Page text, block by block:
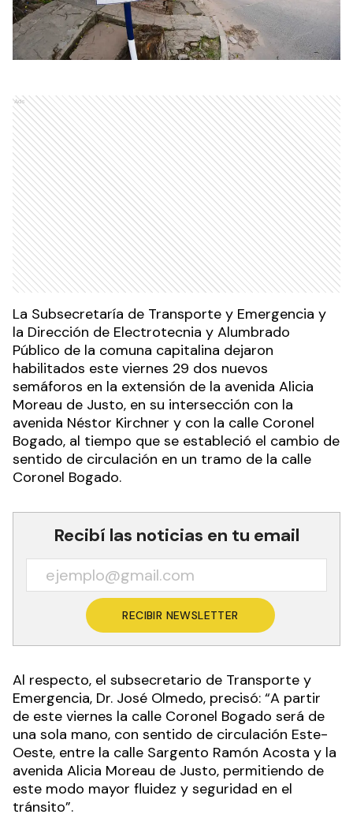
Ads
La Subsecretaría de Transporte y Emergencia y
la Dirección de Electrotecnia y Alumbrado
Público de la comuna capitalina dejaron
habilitados este viernes 29 dos nuevos
semáforos en la extensión de la avenida Alicia
Moreau de Justo, en su intersección con la
avenida Néstor Kirchner y con la calle Coronel
Bogado, al tiempo que se estableció el cambio de
sentido de circulación en un tramo de la calle
Coronel Bogado.
Recibí las noticias en tu email
RECIBIR NEWSLETTER
Al respecto, el subsecretario de Transporte y
Emergencia, Dr. José Olmedo, precisó: “A partir
de este viernes la calle Coronel Bogado será de
una sola mano, con sentido de circulación Este-
Oeste, entre la calle Sargento Ramón Acosta y la
avenida Alicia Moreau de Justo, permitiendo de
este modo mayor fluidez y seguridad en el
tránsito”.